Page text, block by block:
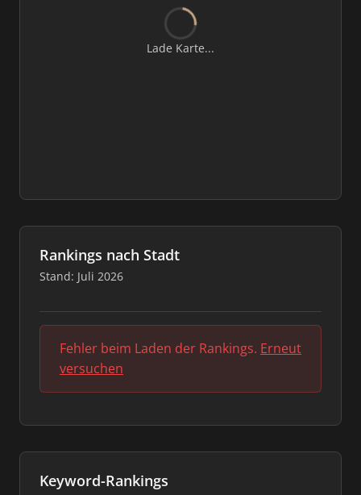
Lade Karte...
Rankings nach Stadt
Stand: Juli 2026
Fehler beim Laden der Rankings. Erneut
versuchen
Keyword-Rankings